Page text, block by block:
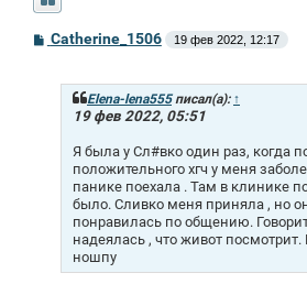
С
о
Catherine_1506 19 фев 2022, 12:17
Elena-lena555писал(а): ↑
19 фев 2022, 05:51
Я была у Сл#вко один раз, когда
положительного хгч у меня
панике поехала . Там в клинике
было. Сливко меня приняла , но
понравилась по общению.
надеялась , что живот
ношпу